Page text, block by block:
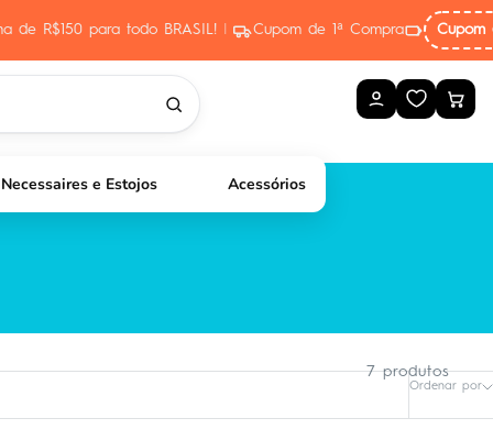
de R$150 para todo BRASIL! Cupom de 1ª Compra Cupom
Necessaires e Estojos Acessórios
Ordenar por
7 produtos